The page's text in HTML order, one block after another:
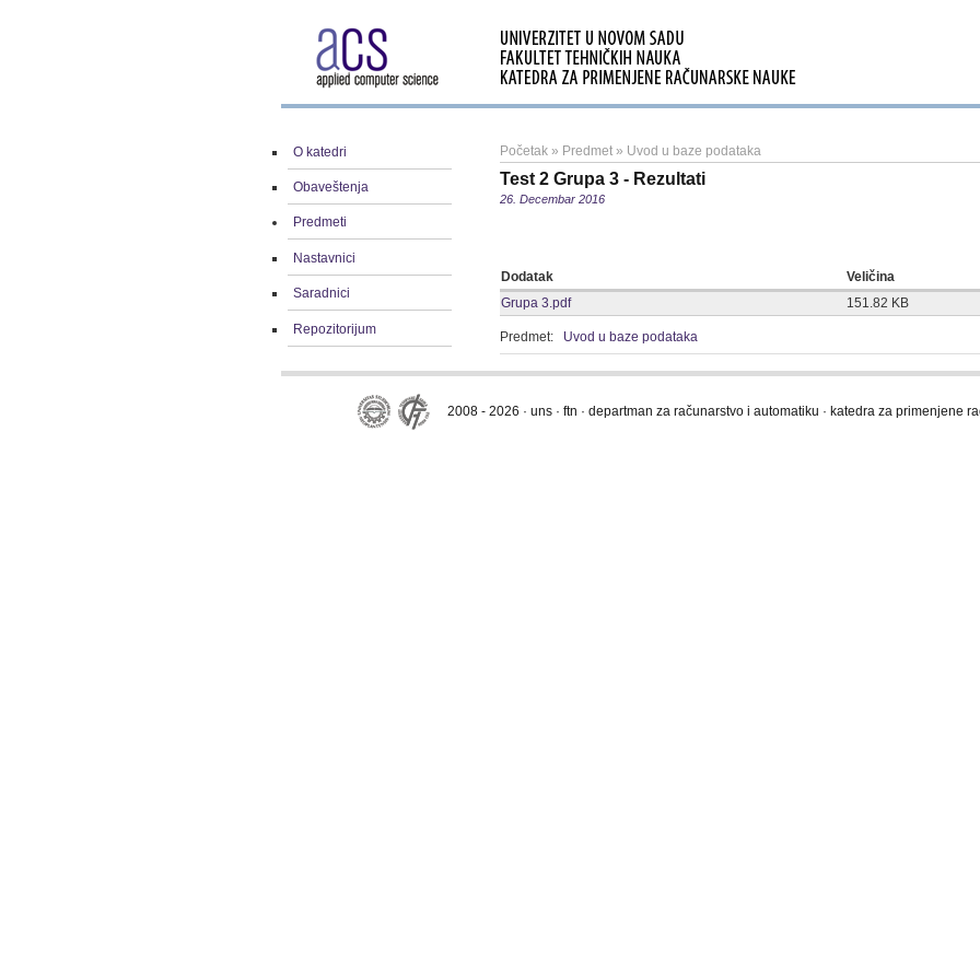
O katedri
Obaveštenja
Predmeti
Nastavnici
Saradnici
Repozitorijum
Početak » Predmet » Uvod u baze podataka
Test 2 Grupa 3 - Rezultati
26. Decembar 2016
Dodatak
Veličina
Grupa 3.pdf
151.82 KB
Predmet: Uvod u baze podataka
2008 - 2026 · uns · ftn · departman za računarstvo i automatiku · katedra za primenjene